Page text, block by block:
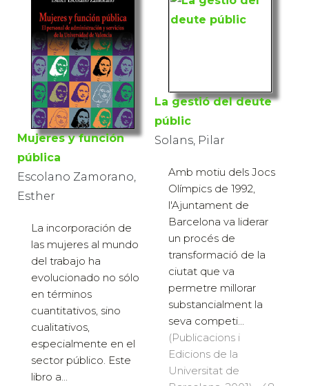
Mujeres y función
pública
Escolano Zamorano,
Esther
La incorporación de
las mujeres al mundo
del trabajo ha
evolucionado no sólo
en términos
cuantitativos, sino
cualitativos,
especialmente en el
sector público. Este
libro a...
La gestió del deute
públic
Solans, Pilar
Amb motiu dels Jocs
Olímpics de 1992,
l'Ajuntament de
Barcelona va liderar
un procés de
transformació de la
ciutat que va
permetre millorar
substancialment la
seva competi...
(Publicacions i
Edicions de la
Universitat de